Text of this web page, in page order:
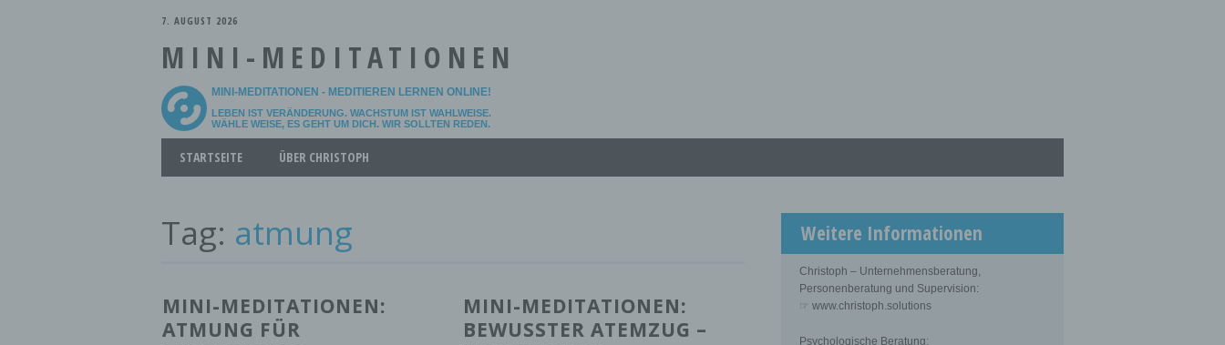
7. AUGUST 2026
MINI-MEDITATIONEN
MINI-MEDITATIONEN - MEDITIEREN LERNEN ONLINE!
LEBEN IST VERÄNDERUNG. WACHSTUM IST WAHLWEISE.
WÄHLE WEISE, ES GEHT UM DICH. WIR SOLLTEN REDEN.
Main menu
STARTSEITE ÜBER CHRISTOPH
Tag: atmung
MINI-MEDITATIONEN:
ATMUNG FÜR
MINI-MEDITATIONEN:
BEWUSSTER ATEMZUG –
Weitere Informationen
Christoph – Unternehmensberatung,
Personenberatung und Supervision:
☞ www.christoph.solutions
Psychologische Beratung: